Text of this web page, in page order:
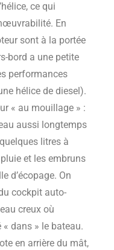
ce qui
En
sont à la portée
bord a une petite
performances
hélice de diesel).
« au mouillage » :
aussi longtemps
litres à
et les embruns
d’écopage. On
cockpit auto-
creux où
« dans » le bateau.
en arrière du mât,